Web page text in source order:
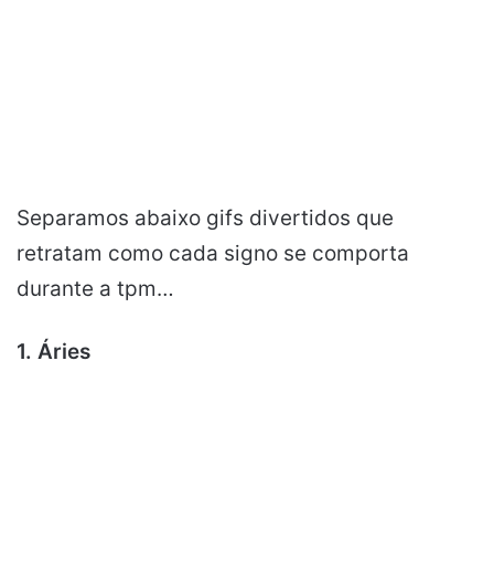
Separamos abaixo gifs divertidos que
retratam como cada signo se comporta
durante a tpm…
1. Áries